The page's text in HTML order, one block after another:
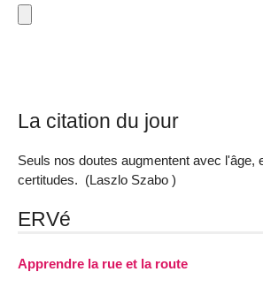
La citation du jour
Seuls nos doutes augmentent avec l'âge,
certitudes. (Laszlo Szabo )
ERVé
Apprendre la rue et la route